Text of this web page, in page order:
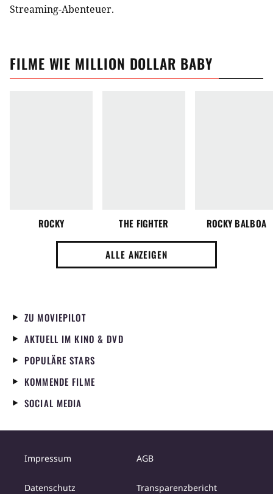
Streaming-Abenteuer.
FILME WIE MILLION DOLLAR BABY
ROCKY THE FIGHTER ROCKY BALBOA
ALLE ANZEIGEN
ZU MOVIEPILOT
AKTUELL IM KINO & DVD
POPULÄRE STARS
KOMMENDE FILME
SOCIAL MEDIA
Impressum AGB
Datenschutz Transparenzbericht